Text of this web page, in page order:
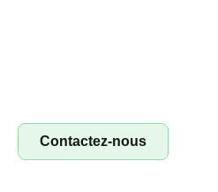
Contactez-nous